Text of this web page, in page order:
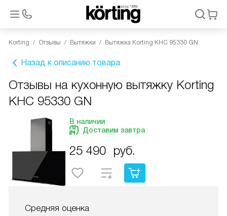
Korting Отзывы Вытяжки Вытяжка Korting KHC 95330 GN
Назад к описанию товара
Отзывы на кухонную вытяжку Korting
KHC 95330 GN
В наличии
Доставим завтра
25 490 руб.
Средняя оценка